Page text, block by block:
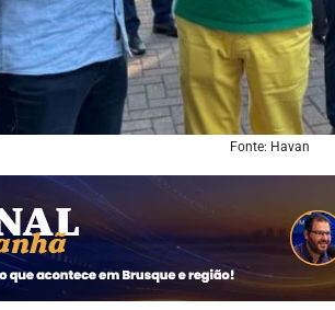
Fonte: Havan